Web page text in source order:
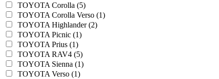
TOYOTA Corolla (5)
TOYOTA Corolla Verso (1)
TOYOTA Highlander (2)
TOYOTA Picnic (1)
TOYOTA Prius (1)
TOYOTA RAV4 (5)
TOYOTA Sienna (1)
TOYOTA Verso (1)